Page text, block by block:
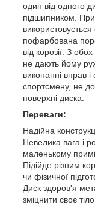
один від одного
підшипником. При
пофарбована
від корозії. З
не дають йому
виконанні вправ і
спортсмену, не
поверхні диска.
Переваги:
Надійна
Невелика вага і
маленькому
Підійде різним
чи фізичної
Диск здоров'я
зміцнити своє